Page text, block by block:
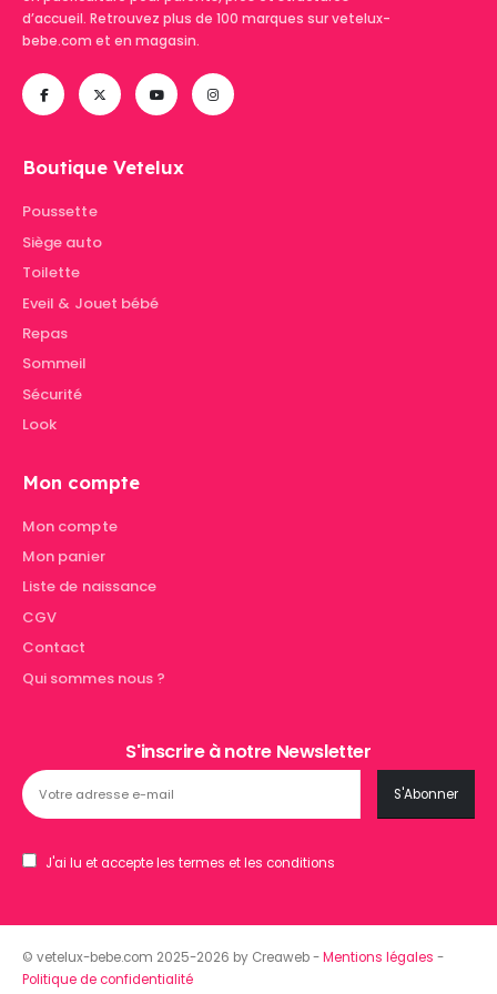
d’accueil. Retrouvez plus de 100 marques sur vetelux-
bebe.com et en magasin.
Boutique Vetelux
Poussette
Siège auto
Toilette
Eveil & Jouet bébé
Repas
Sommeil
Sécurité
Look
Mon compte
Mon compte
Mon panier
Liste de naissance
CGV
Contact
Qui sommes nous ?
S'inscrire à notre Newsletter
J'ai lu et accepte les termes et les conditions
© vetelux-bebe.com 2025-2026 by Creaweb -Mentions légales -
Politique de confidentialité